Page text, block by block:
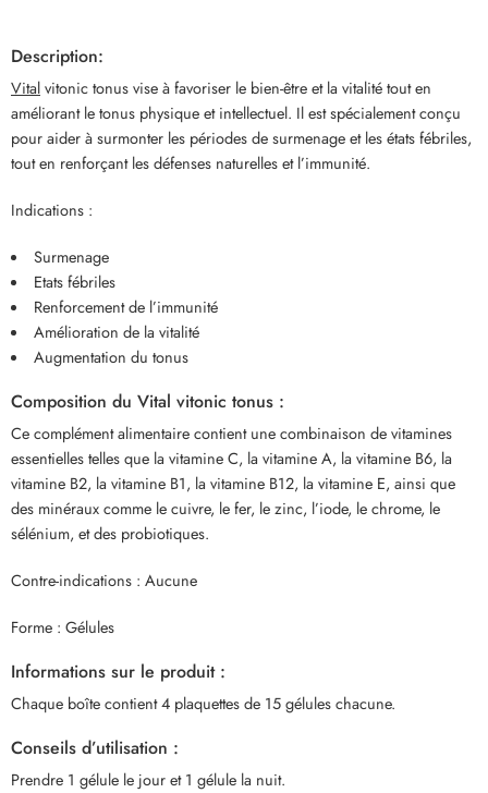
Description:
Vitalvitonic tonus vise à favoriser le bien-être et la vitalité tout en
améliorant le tonus physique et intellectuel. Il est spécialement conçu
pour aider à surmonter les périodes de surmenage et les états fébriles,
tout en renforçant les défenses naturelles et l’immunité.
Indications :
Surmenage
Etats fébriles
Renforcement de l’immunité
Amélioration de la vitalité
Augmentation du tonus
Composition du Vital vitonic tonus :
Ce complément alimentaire contient une combinaison de vitamines
essentielles telles que la vitamine C, la vitamine A, la vitamine B6, la
vitamine B2, la vitamine B1, la vitamine B12, la vitamine E, ainsi que
des minéraux comme le cuivre, le fer, le zinc, l’iode, le chrome, le
sélénium, et des probiotiques.
Contre-indications : Aucune
Forme : Gélules
Informations sur le produit :
Chaque boîte contient 4 plaquettes de 15 gélules chacune.
Conseils d’utilisation :
Prendre 1 gélule le jour et 1 gélule la nuit.